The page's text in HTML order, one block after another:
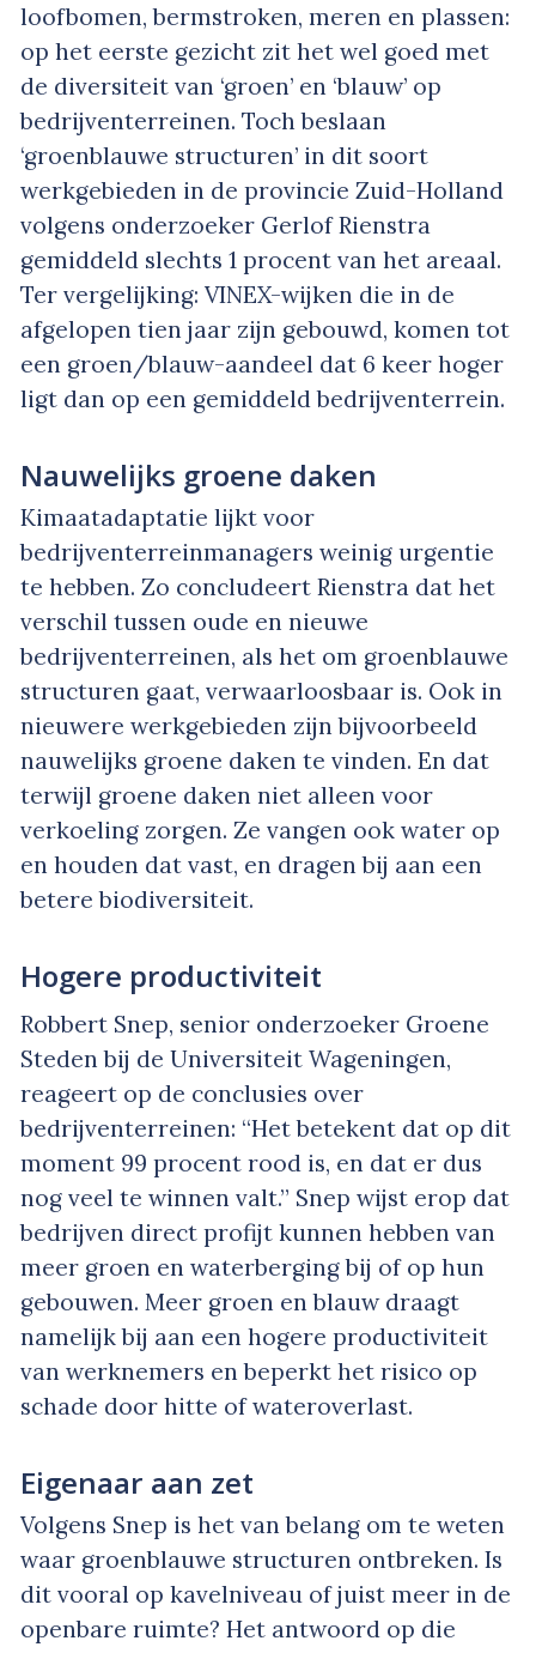
loofbomen, bermstroken, meren en plassen:
op het eerste gezicht zit het wel goed met
de diversiteit van ‘groen’ en ‘blauw’ op
bedrijventerreinen. Toch beslaan
‘groenblauwe structuren’ in dit soort
werkgebieden in de provincie Zuid-Holland
volgens onderzoeker Gerlof Rienstra
gemiddeld slechts 1 procent van het areaal.
Ter vergelijking: VINEX-wijken die in de
afgelopen tien jaar zijn gebouwd, komen tot
een groen/blauw-aandeel dat 6 keer hoger
ligt dan op een gemiddeld bedrijventerrein.
Nauwelijks groene daken
Kimaatadaptatie lijkt voor
bedrijventerreinmanagers weinig urgentie
te hebben. Zo concludeert Rienstra dat het
verschil tussen oude en nieuwe
bedrijventerreinen, als het om groenblauwe
structuren gaat, verwaarloosbaar is. Ook in
nieuwere werkgebieden zijn bijvoorbeeld
nauwelijks groene daken te vinden. En dat
terwijl groene daken niet alleen voor
verkoeling zorgen. Ze vangen ook water op
en houden dat vast, en dragen bij aan een
betere biodiversiteit.
Hogere productiviteit
Robbert Snep, senior onderzoeker Groene
Steden bij de Universiteit Wageningen,
reageert op de conclusies over
bedrijventerreinen: “Het betekent dat op dit
moment 99 procent rood is, en dat er dus
nog veel te winnen valt.” Snep wijst erop dat
bedrijven direct profijt kunnen hebben van
meer groen en waterberging bij of op hun
gebouwen. Meer groen en blauw draagt
namelijk bij aan een hogere productiviteit
van werknemers en beperkt het risico op
schade door hitte of wateroverlast.
Eigenaar aan zet
Volgens Snep is het van belang om te weten
waar groenblauwe structuren ontbreken. Is
dit vooral op kavelniveau of juist meer in de
openbare ruimte? Het antwoord op die